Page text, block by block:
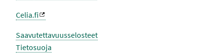
Celia.fi
Saavutettavuusselosteet
Tietosuoja